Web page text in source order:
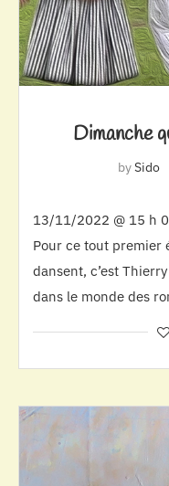
Dimanche
bySido
13/11/2022 @ 15 h
Pour ce tout premier
dansent, c’est
dans le monde des